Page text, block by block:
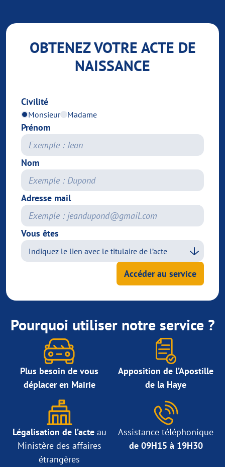
OBTENEZ VOTRE ACTE DE
NAISSANCE
Civilité
Monsieur Madame
Prénom
Nom
Adresse mail
Vous êtes
Accéder au service
Pourquoi utiliser notre service ?
Plus besoin de vous
déplacer en Mairie
Apposition de l’Apostille
de la Haye
Légalisation de l’acteau
Ministère des affaires
étrangères
Assistance téléphonique
de 09H15 à 19H30